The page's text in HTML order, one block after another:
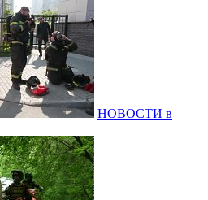
НОВОСТИ в